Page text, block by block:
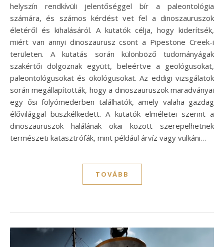
helyszín rendkívüli jelentőséggel bír a paleontológia
számára, és számos kérdést vet fel a dinoszauruszok
életéről és kihalásáról. A kutatók célja, hogy kiderítsék,
miért van annyi dinoszaurusz csont a Pipestone Creek-i
területen. A kutatás során különböző tudományágak
szakértői dolgoznak együtt, beleértve a geológusokat,
paleontológusokat és ökológusokat. Az eddigi vizsgálatok
során megállapították, hogy a dinoszauruszok maradványai
egy ősi folyómederben találhatók, amely valaha gazdag
élővilággal büszkélkedett. A kutatók elméletei szerint a
dinoszauruszok halálának okai között szerepelhetnek
természeti katasztrófák, mint például árvíz vagy vulkáni…
TOVÁBB